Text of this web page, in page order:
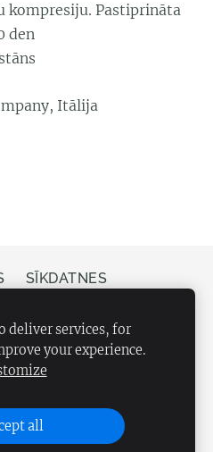
kompresiju. Pastiprināta
den
Itālija
SĪKDATNES
iela 20, Rīga, LV-1050
deliver services, for
your experience.
all